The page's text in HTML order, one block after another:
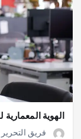
الهوية
فريق التحرير